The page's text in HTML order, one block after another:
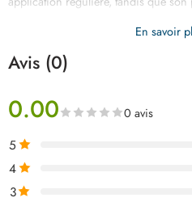
excellente prise en main pour un
En savoir
Avis (0)
0.00 0 avis
5
4
3